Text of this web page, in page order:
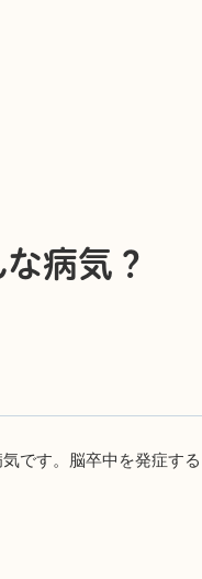
病気？
気です。脳卒中を発症す